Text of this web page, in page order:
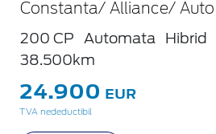
Constanta/ Alliance/ Auto
200 CP Automata Hibrid
38.500km
24.900 EUR
TVA nedeductibil